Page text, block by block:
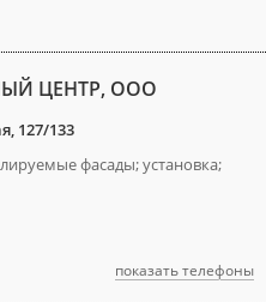
ЦЕНТР, ООО
127/133
фасады; установка;
показать телефоны